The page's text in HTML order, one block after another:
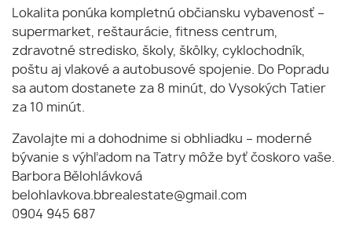
Lokalita ponúka kompletnú občiansku vybavenosť –
supermarket, reštaurácie, fitness centrum,
zdravotné stredisko, školy, škôlky, cyklochodník,
poštu aj vlakové a autobusové spojenie. Do Popradu
sa autom dostanete za 8 minút, do Vysokých Tatier
za 10 minút.
Zavolajte mi a dohodnime si obhliadku – moderné
bývanie s výhľadom na Tatry môže byť čoskoro vaše.
Barbora Bělohlávková
belohlavkova.bbrealestate@gmail.com
0904 945 687